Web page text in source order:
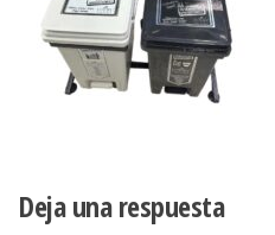
Deja una respuesta